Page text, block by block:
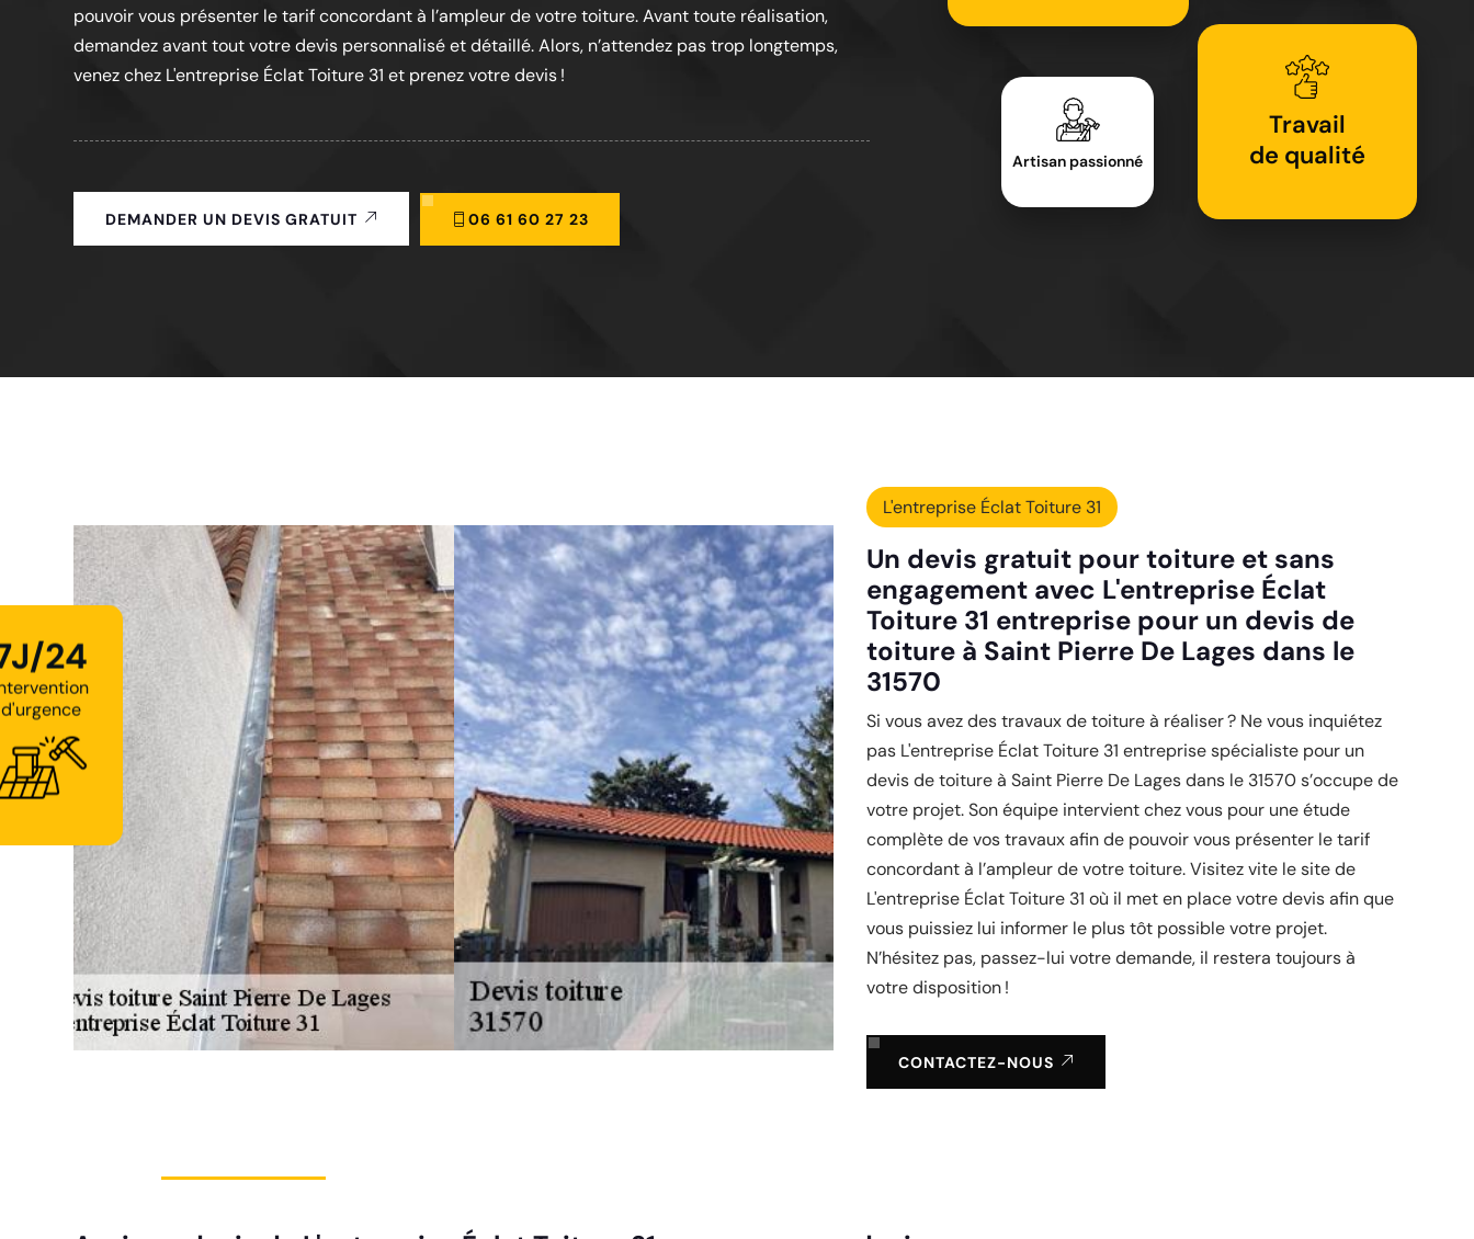
pouvoir vous présenter le tarif concordant à l’ampleur de votre toiture. Avant toute réalisation,
demandez avant tout votre devis personnalisé et détaillé. Alors, n’attendez pas trop longtemps,
venez chez L'entreprise Éclat Toiture 31 et prenez votre devis !
Artisan passionné
Travail
de qualité
DEMANDER UN DEVIS GRATUIT 06 61 60 27 23
24
d'urgence
L'entreprise Éclat Toiture 31
Un devis gratuit pour toiture et sans
engagement avec L'entreprise Éclat
Toiture 31 entreprise pour un devis de
toiture à Saint Pierre De Lages dans le
31570
Si vous avez des travaux de toiture à réaliser ? Ne vous inquiétez
pas L'entreprise Éclat Toiture 31 entreprise spécialiste pour un
devis de toiture à Saint Pierre De Lages dans le 31570 s’occupe de
votre projet. Son équipe intervient chez vous pour une étude
complète de vos travaux afin de pouvoir vous présenter le tarif
concordant à l’ampleur de votre toiture. Visitez vite le site de
L'entreprise Éclat Toiture 31 où il met en place votre devis afin que
vous puissiez lui informer le plus tôt possible votre projet.
N’hésitez pas, passez-lui votre demande, il restera toujours à
votre disposition !
CONTACTEZ-NOUS